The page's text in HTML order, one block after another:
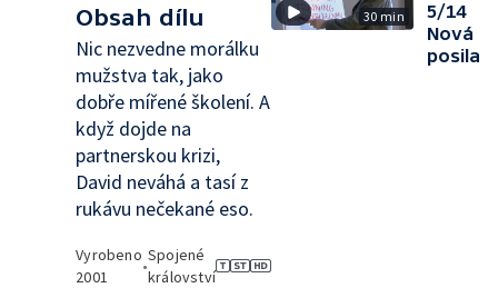
Obsah dílu
Nic nezvedne morálku
mužstva tak, jako
dobře mířené školení. A
když dojde na
partnerskou krizi,
David neváhá a tasí z
rukávu nečekané eso.
Vyrobeno
2001
•
Spojené
království
30 min
5/14
Nová
posila